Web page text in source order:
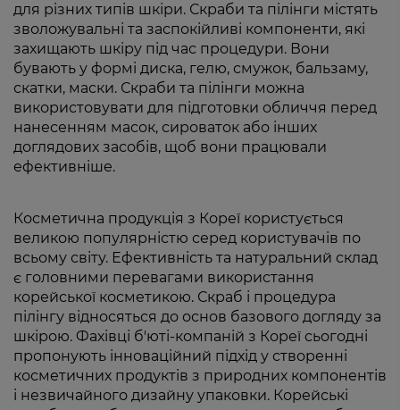
для різних типів шкіри. Скраби та пілінги містять
зволожувальні та заспокійливі компоненти, які
захищають шкіру під час процедури. Вони
бувають у формі диска, гелю, смужок, бальзаму,
скатки, маски. Скраби та пілінги можна
використовувати для підготовки обличчя перед
нанесенням масок, сироваток або інших
доглядових засобів, щоб вони працювали
ефективніше.
Косметична продукція з Кореї користується
великою популярністю серед користувачів по
всьому світу. Ефективність та натуральний склад
є головними перевагами використання
корейської косметикою. Скраб і процедура
пілінгу відносяться до основ базового догляду за
шкірою. Фахівці б'юті-компаній з Кореї сьогодні
пропонують інноваційний підхід у створенні
косметичних продуктів з природних компонентів
і незвичайного дизайну упаковки. Корейські